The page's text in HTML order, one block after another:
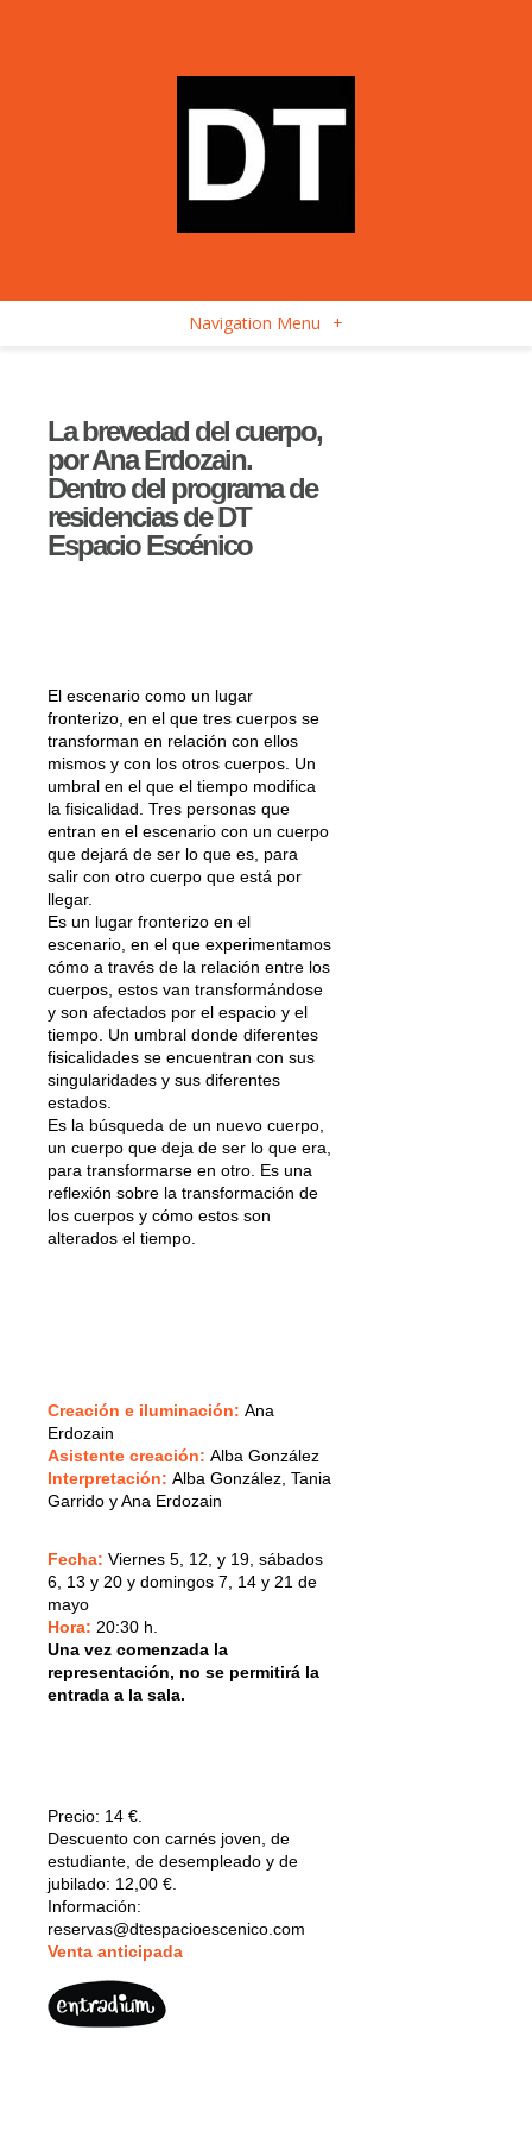
Navigation Menu +
La brevedad del cuerpo,
por Ana Erdozain.
Dentro del programa de
residencias de DT
Espacio Escénico
El escenario como un lugar
fronterizo, en el que tres cuerpos se
transforman en relación con ellos
mismos y con los otros cuerpos. Un
umbral en el que el tiempo modifica
la fisicalidad. Tres personas que
entran en el escenario con un cuerpo
que dejará de ser lo que es, para
salir con otro cuerpo que está por
llegar.
Es un lugar fronterizo en el
escenario, en el que experimentamos
cómo a través de la relación entre los
cuerpos, estos van transformándose
y son afectados por el espacio y el
tiempo. Un umbral donde diferentes
fisicalidades se encuentran con sus
singularidades y sus diferentes
estados.
Es la búsqueda de un nuevo cuerpo,
un cuerpo que deja de ser lo que era,
para transformarse en otro. Es una
reflexión sobre la transformación de
los cuerpos y cómo estos son
alterados el tiempo.
Creación e iluminación: Ana
Erdozain
Asistente creación: Alba González
Interpretación: Alba González, Tania
Garrido y Ana Erdozain
Fecha: Viernes 5, 12, y 19, sábados
6, 13 y 20 y domingos 7, 14 y 21 de
mayo
Hora: 20:30 h.
Una vez comenzada la
representación, no se permitirá la
entrada a la sala.
Precio: 14 €.
Descuento con carnés joven, de
estudiante, de desempleado y de
jubilado: 12,00 €.
Información:
reservas@dtespacioescenico.com
Venta anticipada